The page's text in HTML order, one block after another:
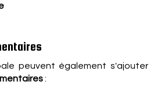
peuvent également s'ajouter
: